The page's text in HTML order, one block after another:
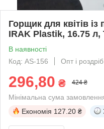
Горщик для квітів
IRAK Plastik, 16.75 л,
В наявності
Код: AS-156
Опт і роздріб
296,80 ₴ 424 ₴
Мінімальна сума
Економія 127.20 ₴